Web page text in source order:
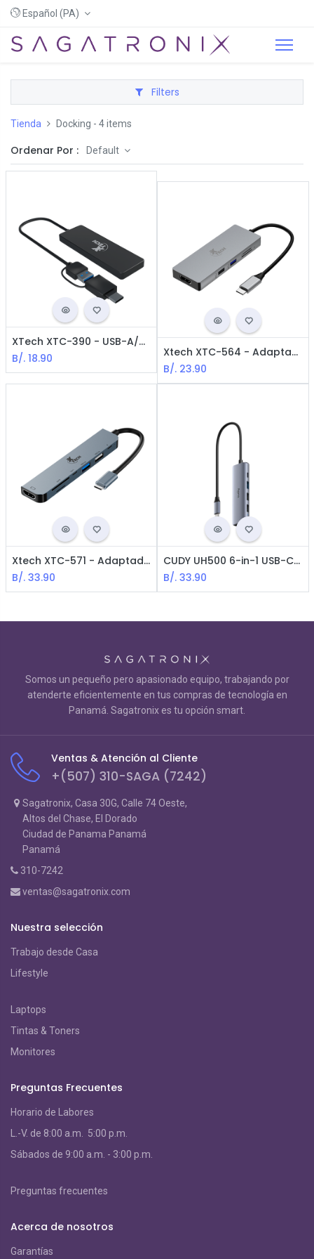
Español (PA)
Filters
Tienda Docking - 4 items
Ordenar Por : Default
XTech XTC-390 - USB-A/USB-C Hub de 4 puertos USB3.0
B/. 18.90
Xtech XTC-564 - Adaptador multipuerto 5 en 1 con conexión USB-C / HDMI + USB2.0 + USB3.0 + TF + SD
B/. 23.90
Xtech XTC-571 - Adaptador multipuerto 7 en 1 con conexión USB-C / HDMI + PD + USB-C + USB2.0 + USB3.0 + TF + SD
B/. 33.90
CUDY UH500 6-in-1 USB-C Docking Station / HDMI1.4 4K, USB3.0*4, PD 100W
B/. 33.90
Somos un pequeño pero apasionado equipo, trabajando por
atenderte eficientemente en tus compras de tecnología en
Panamá. Sagatronix es tu opción smart.
Ventas & Atención al Cliente
+(507) 310-SAGA (7242)
Sagatronix, Casa 30G, Calle 74 Oeste,
Altos del Chase, El Dorado
Ciudad de Panama Panamá
Panamá
310-7242
ventas@sagatronix.com
Nuestra selección
Trabajo desde Casa
Lifestyle
Laptops
Tintas & Toners
Monitores
Preguntas Frecuentes
Horario de Labores
L.-V. de 8:00 a.m. 5:00 p.m.
Sábados de 9:00 a.m. - 3:00 p.m.
Preguntas frecuentes
Acerca de nosotros
Garantías